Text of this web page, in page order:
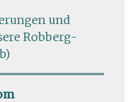
und
Robberg-